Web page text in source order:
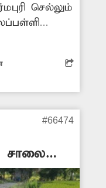
செல்லும்
#66474
சாலை